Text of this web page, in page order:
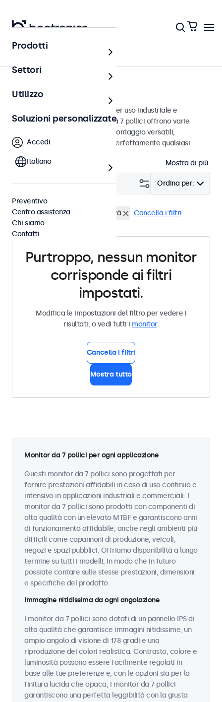
Monitor
Monitor da 7 pollici
Monitor da 7 pollici progettati per uso industriale e
commerciale. Questi monitor da 7 pollici offrono varie
connessioni video e opzioni di montaggio versatili,
consentendo loro di integrarsi perfettamente qualsiasi
Mostra di più
Ordina per:
Filtro (0)
Monitor 7 pollici Alta luminosità Cancella i filtri
Purtroppo, nessun monitor
corrisponde ai filtri
impostati.
Modifica le impostazioni del filtro per vedere i
risultati, o vedi tutti i monitor.
Cancella i filtri
Mostra tutto
Monitor da 7 pollici per ogni applicazione
Questi monitor da 7 pollici sono progettati per
fornire prestazioni affidabili in caso di uso continuo e
intensivo in applicazioni industriali e commerciali. I
monitor da 7 pollici sono prodotti con componenti di
alta qualità con un elevato MTBF e garantiscono anni
di funzionamento affidabile, anche negli ambienti più
difficili come capannoni di produzione, veicoli,
negozi e spazi pubblici. Offriamo disponibilità a lungo
termine su tutti i modelli, in modo che in futuro
possiate contare sulle stesse prestazioni, dimensioni
e specifiche del prodotto.
Immagine nitidissima da ogni angolazione
I monitor da 7 pollici sono dotati di un pannello IPS di
alta qualità che garantisce immagini nitidissime, un
ampio angolo di visione di 178 gradi e una
riproduzione dei colori realistica. Contrasto, colore e
luminosità possono essere facilmente regolati in
base alle tue preferenze e, con le opzioni sia per la
finitura lucida che opaca, i monitor da 7 pollici
garantiscono una perfetta leggibilità con la giusta
Prodotti
Settori
Utilizzo
Soluzioni personalizzate
Accedi
Italiano
Preventivo
Centro assistenza
Chi siamo
Contatti